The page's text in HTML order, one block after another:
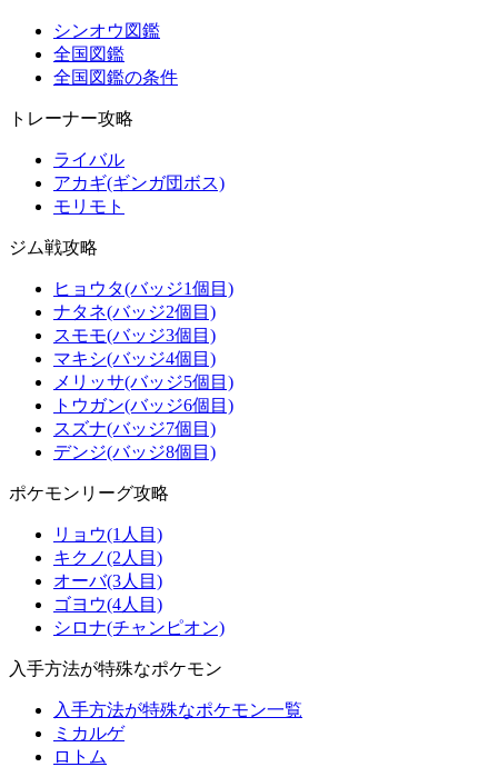
シンオウ図鑑
全国図鑑
全国図鑑の条件
トレーナー攻略
ライバル
アカギ(ギンガ団ボス)
モリモト
ジム戦攻略
ヒョウタ(バッジ1個目)
ナタネ(バッジ2個目)
スモモ(バッジ3個目)
マキシ(バッジ4個目)
メリッサ(バッジ5個目)
トウガン(バッジ6個目)
スズナ(バッジ7個目)
デンジ(バッジ8個目)
ポケモンリーグ攻略
リョウ(1人目)
キクノ(2人目)
オーバ(3人目)
ゴヨウ(4人目)
シロナ(チャンピオン)
入手方法が特殊なポケモン
入手方法が特殊なポケモン一覧
ミカルゲ
ロトム